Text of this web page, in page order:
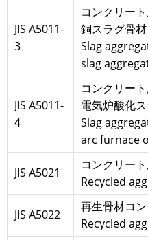
JIS A5011-
3
コンクリー
銅スラグ骨材
Slag
slag
JIS A5011-
4
コンクリー
電気炉酸化
Slag
arc furnace
JIS A5021
コンクリー
Recycled
JIS A5022
再生骨材コ
Recycled